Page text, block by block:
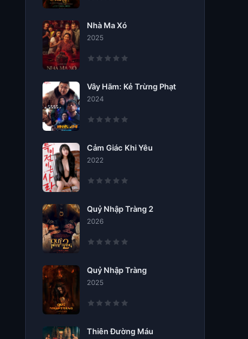
Nhà Ma Xó
2025
Vây Hãm: Kẻ Trừng Phạt
2024
Cảm Giác Khi Yêu
2022
Quỷ Nhập Tràng 2
2026
Quỷ Nhập Tràng
2025
Thiên Đường Máu